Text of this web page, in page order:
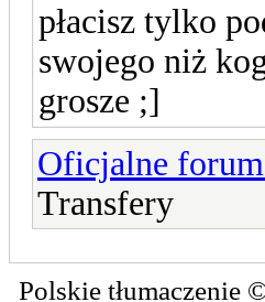
płacisz tylko
swojego niż
grosze ;]
Oficjalne
Transfery
Polskie tłumaczenie